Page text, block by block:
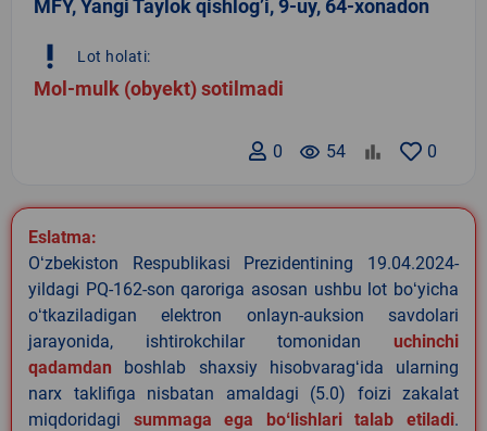
MFY, Yangi Taylok qishlogʼi, 9-uy, 64-xonadon
priority_high Lot holati:
Mol-mulk (obyekt) sotilmadi
0
remove_red_eye 54
0
Eslatma:
Oʻzbekiston Respublikasi Prezidentining 19.04.2024-
yildagi PQ-162-son qaroriga asosan ushbu lot boʻyicha
oʻtkaziladigan elektron onlayn-auksion savdolari
jarayonida, ishtirokchilar tomonidan uchinchi
qadamdan boshlab shaxsiy hisobvaragʻida ularning
narx taklifiga nisbatan amaldagi (5.0) foizi zakalat
miqdoridagi summaga ega boʻlishlari talab etiladi.